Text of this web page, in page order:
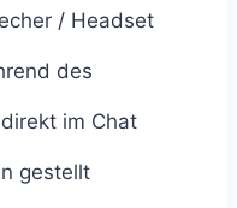
/ Headset
des
im Chat
gestellt